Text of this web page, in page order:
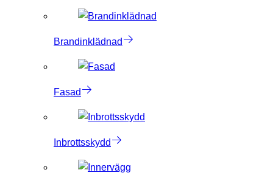
Brandinklädnad
Fasad
Inbrottsskydd